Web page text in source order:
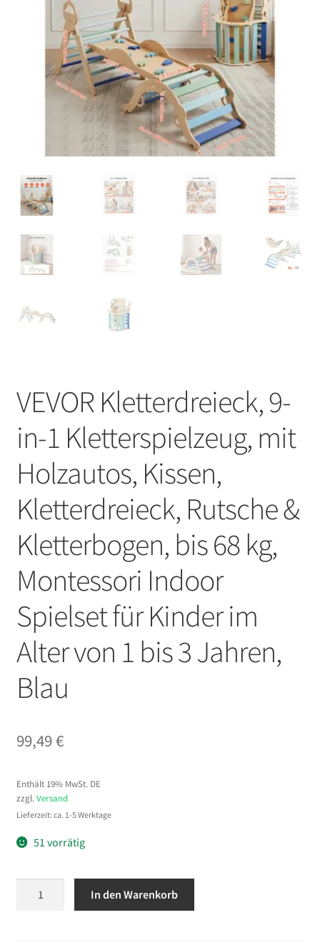
VEVOR Kletterdreieck, 9-
in-1 Kletterspielzeug, mit
Holzautos, Kissen,
Kletterdreieck, Rutsche &
Kletterbogen, bis 68 kg,
Montessori Indoor
Spielset für Kinder im
Alter von 1 bis 3 Jahren,
Blau
99,49€
Enthält 19% MwSt. DE
zzgl. Versand
Lieferzeit: ca. 1-5 Werktage
51 vorrätig
In den Warenkorb